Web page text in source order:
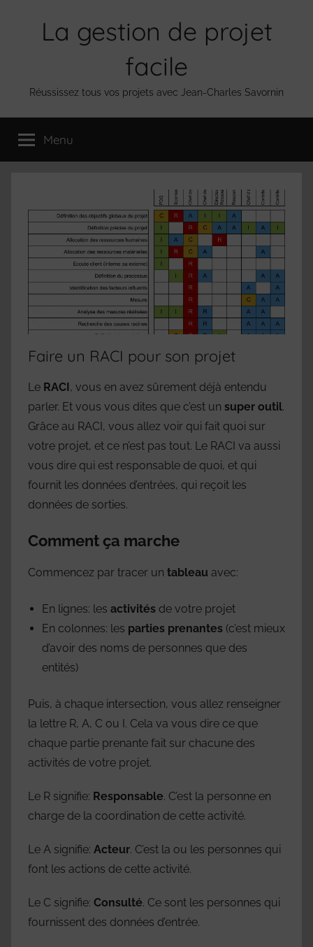
La gestion de projet
facile
Réussissez tous vos projets avec Jean-Charles Savornin
Menu
Faire un RACI pour son projet
Le RACI, vous en avez sûrement déjà entendu
parler. Et vous vous dites que c’est un super outil.
Grâce au RACI, vous allez voir qui fait quoi sur
votre projet, et ce n’est pas tout. Le RACI va aussi
vous dire qui est responsable de quoi, et qui
fournit les données d’entrées, qui reçoit les
données de sorties.
Comment ça marche
Commencez par tracer un tableau avec:
En lignes: les activités de votre projet
En colonnes: les parties prenantes (c’est mieux
d’avoir des noms de personnes que des
entités)
Puis, à chaque intersection, vous allez renseigner
la lettre R, A, C ou I. Cela va vous dire ce que
chaque partie prenante fait sur chacune des
activités de votre projet.
Le R signifie: Responsable. C’est la personne en
charge de la coordination de cette activité.
Le A signifie: Acteur. C’est la ou les personnes qui
font les actions de cette activité.
Le C signifie: Consulté. Ce sont les personnes qui
fournissent des données d’entrée.